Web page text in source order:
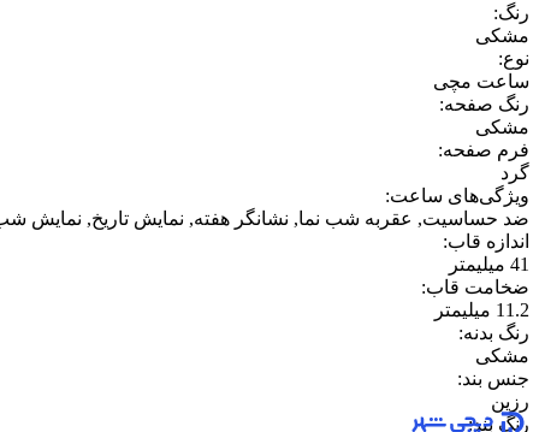
رنگ:
مشکی
نوع:
ساعت مچی
رنگ صفحه:
مشکی
فرم صفحه:
گرد
ویژگی‌های ساعت:
ضد حساسیت, عقربه شب نما, نشانگر هفته, نمایش تاریخ, نمایش
اندازه قاب:
41 میلیمتر
ضخامت قاب:
11.2 میلیمتر
رنگ بدنه:
مشکی
جنس بند:
رزین
رنگ بند: